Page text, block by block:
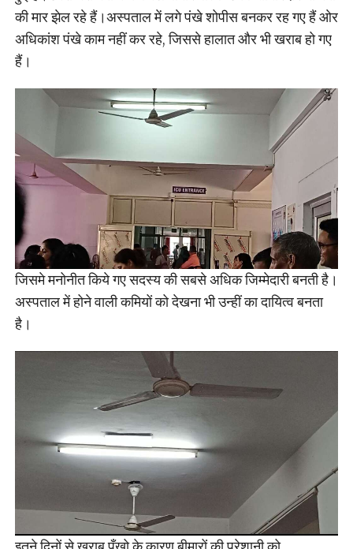
की मार झेल रहे हैं।अस्पताल में लगे पंखे शोपीस बनकर रह गए हैं ओर
अधिकांश पंखे काम नहीं कर रहे, जिससे हालात और भी खराब हो गए
हैं।
जिसमे मनोनीत किये गए सदस्य की सबसे अधिक जिम्मेदारी बनती है।
अस्पताल में होने वाली कमियों को देखना भी उन्हीं का दायित्व बनता
है।